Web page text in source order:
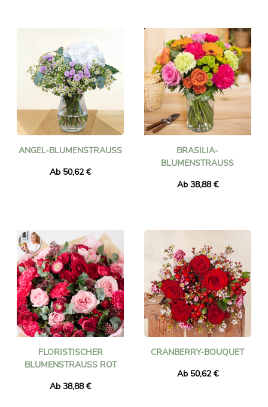
ANGEL-BLUMENSTRAUSS
Ab 50,62 €
BRASILIA-
BLUMENSTRAUSS
Ab 38,88 €
FLORISTISCHER
BLUMENSTRAUSS ROT
Ab 38,88 €
CRANBERRY-BOUQUET
Ab 50,62 €